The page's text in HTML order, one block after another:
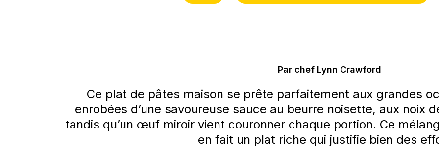
Par chef Lynn Crawford
Ce plat de pâtes maison se prête parfaitement aux grandes
enrobées d’une savoureuse sauce au beurre noisette, aux noix
tandis qu’un œuf miroir vient couronner chaque portion. Ce
en fait un plat riche qui justifie bien des